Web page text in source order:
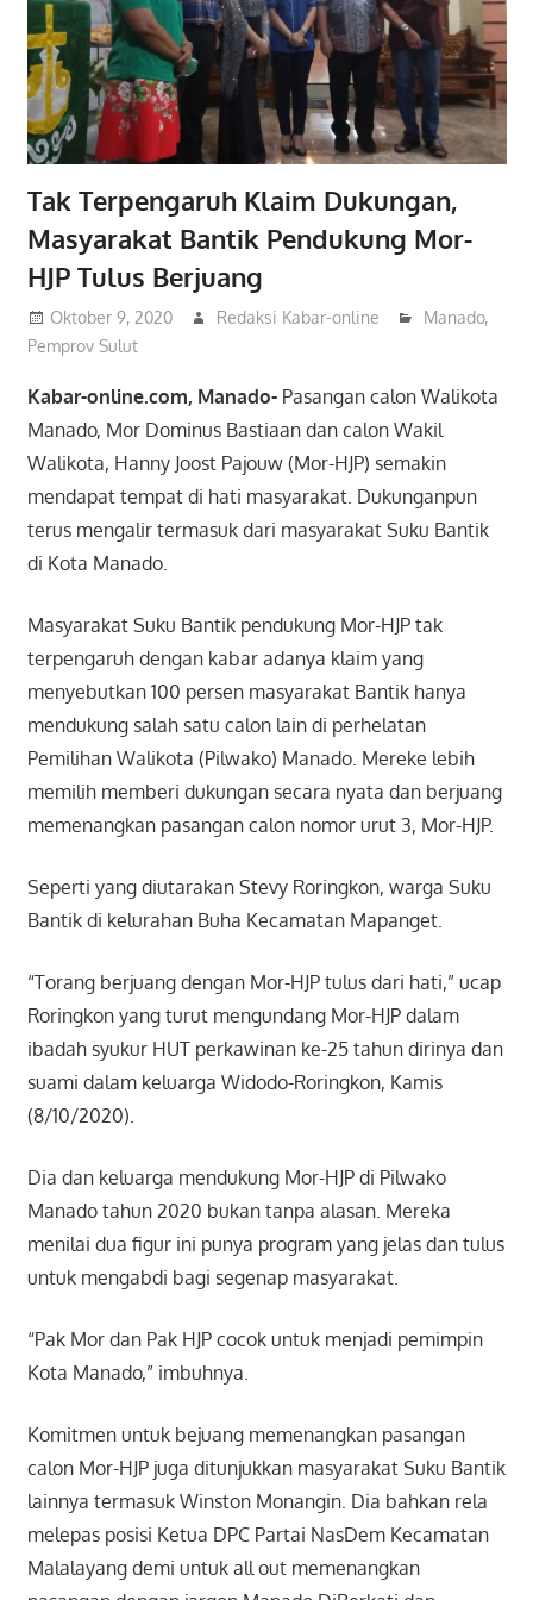
Tak Terpengaruh Klaim Dukungan,
Masyarakat Bantik Pendukung Mor-
HJP Tulus Berjuang
Oktober 9, 2020 Redaksi Kabar-online Manado,
Pemprov Sulut
Kabar-online.com, Manado-Pasangan calon Walikota
Manado, Mor Dominus Bastiaan dan calon Wakil
Walikota, Hanny Joost Pajouw (Mor-HJP) semakin
mendapat tempat di hati masyarakat. Dukunganpun
terus mengalir termasuk dari masyarakat Suku Bantik
di Kota Manado.
Masyarakat Suku Bantik pendukung Mor-HJP tak
terpengaruh dengan kabar adanya klaim yang
menyebutkan 100 persen masyarakat Bantik hanya
mendukung salah satu calon lain di perhelatan
Pemilihan Walikota (Pilwako) Manado. Mereke lebih
memilih memberi dukungan secara nyata dan berjuang
memenangkan pasangan calon nomor urut 3, Mor-HJP.
Seperti yang diutarakan Stevy Roringkon, warga Suku
Bantik di kelurahan Buha Kecamatan Mapanget.
“Torang berjuang dengan Mor-HJP tulus dari hati,” ucap
Roringkon yang turut mengundang Mor-HJP dalam
ibadah syukur HUT perkawinan ke-25 tahun dirinya dan
suami dalam keluarga Widodo-Roringkon, Kamis
(8/10/2020).
Dia dan keluarga mendukung Mor-HJP di Pilwako
Manado tahun 2020 bukan tanpa alasan. Mereka
menilai dua figur ini punya program yang jelas dan tulus
untuk mengabdi bagi segenap masyarakat.
“Pak Mor dan Pak HJP cocok untuk menjadi pemimpin
Kota Manado,” imbuhnya.
Komitmen untuk bejuang memenangkan pasangan
calon Mor-HJP juga ditunjukkan masyarakat Suku Bantik
lainnya termasuk Winston Monangin. Dia bahkan rela
melepas posisi Ketua DPC Partai NasDem Kecamatan
Malalayang demi untuk all out memenangkan